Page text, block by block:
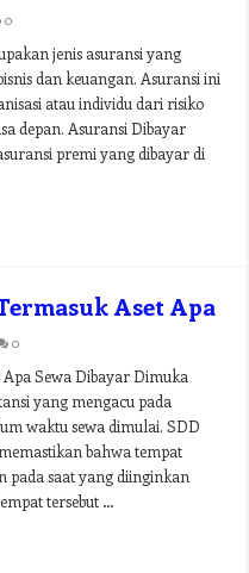
0
jenis asuransi yang
dan keuangan. Asuransi ini
atau individu dari risiko
depan. Asuransi Dibayar
premi yang dibayar di
Aset Apa
0
Sewa Dibayar Dimuka
yang mengacu pada
waktu sewa dimulai. SDD
bahwa tempat
pada saat yang diinginkan
tersebut …